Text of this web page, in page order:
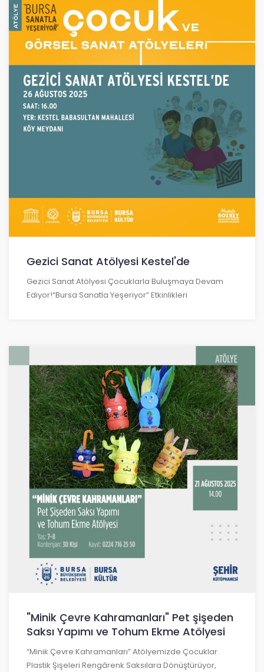
Gezici Sanat Atölyesi Kestel'de
Gezici Sanat Atölyesi Çocuklarla Buluşmaya Devam
Ediyor!“Bursa Sanatla Yeşeriyor” Etkinlikleri
"Minik Çevre Kahramanları" Pet şişeden
Saksı Yapımı ve Tohum Ekme Atölyesi
“Minik Çevre Kahramanları” Atölyemizde Çocuklar
Plastik Şişeleri Rengârenk Saksılara Dönüştürüyor,